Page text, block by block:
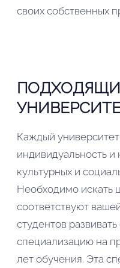
своих собственных
Каждый
индивидуальность
культурных и
Необходимо искать
соответствуют
студентов
специализацию на
лет обучения. Эта